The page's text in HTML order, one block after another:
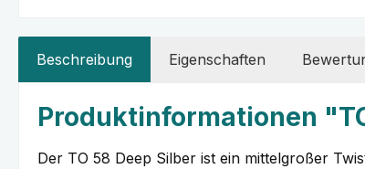
Beschreibung Eigenschaften
Produktinformationen
Der TO 58 Deep Silber ist ein mittelgroßer